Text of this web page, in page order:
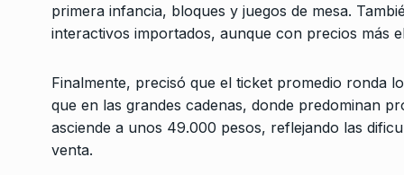
primera infancia, bloques y juegos de mesa.
interactivos importados, aunque con precios más
Finalmente, precisó que el ticket promedio ronda
que en las grandes cadenas, donde predominan
asciende a unos 49.000 pesos, reflejando las
venta.